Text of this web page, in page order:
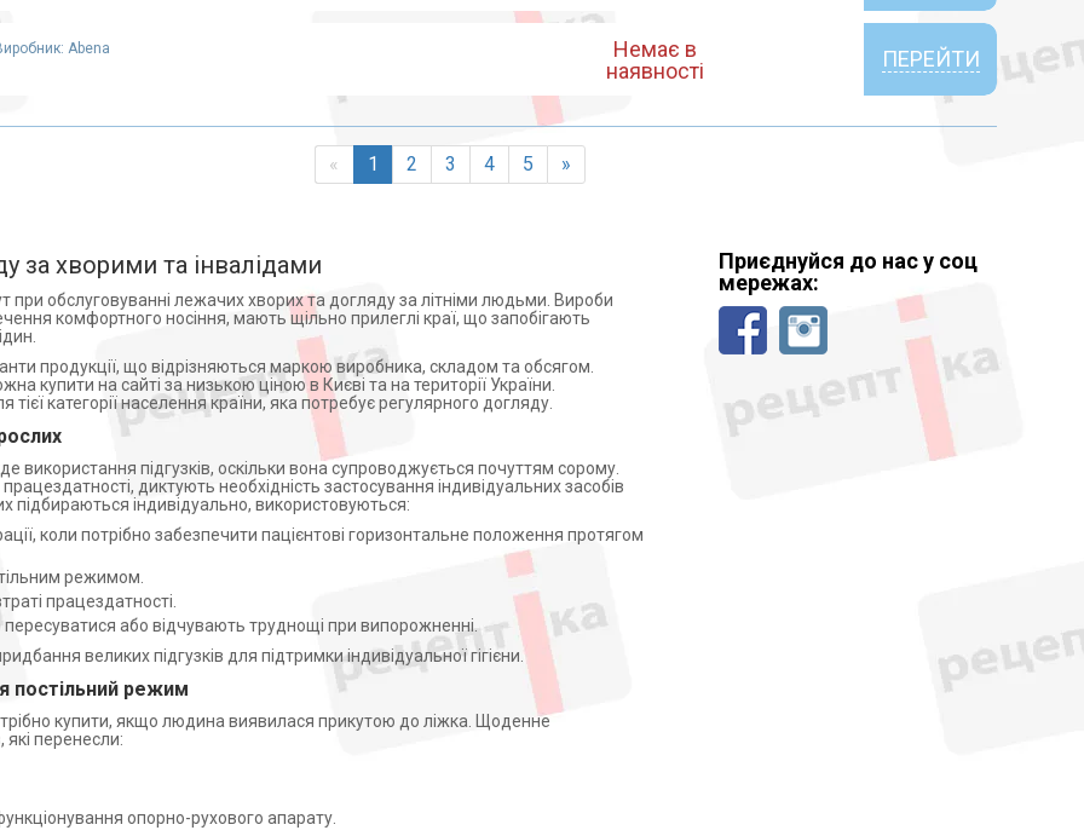
Abena
Немає в
наявності
ПЕРЕЙТИ
« 1 2 3 4 5 »
за хворими та інвалідами
при обслуговуванні лежачих хворих та догляду за літніми людьми. Вироби
комфортного носіння, мають щільно прилеглі краї, що запобігають
продукції, що відрізняються маркою виробника, складом та обсягом.
купити на сайті за низькою ціною в Києві та на території України.
категорії населення країни, яка потребує регулярного догляду.
підгузків, оскільки вона супроводжується почуттям сорому.
диктують необхідність застосування індивідуальних засобів
підбираються індивідуально, використовуються:
коли потрібно забезпечити пацієнтові горизонтальне положення протягом
режимом.
працездатності.
пересуватися або відчувають труднощі при випорожненні.
великих підгузків для підтримки індивідуальної гігієни.
постільний режим
купити, якщо людина виявилася прикутою до ліжка. Щоденне
які перенесли:
опорно-рухового апарату.
Приєднуйся до нас у соц
мережах: